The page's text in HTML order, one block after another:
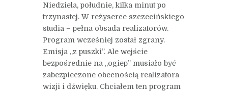
Niedziela, południe, kilka minut po
trzynastej. W reżyserce szczecińskiego
studia – pełna obsada realizatorów.
Program wcześniej został zgrany.
Emisja „z puszki”. Ale wejście
bezpośrednie na „ogiep” musiało być
zabezpieczone obecnością realizatora
wizji i dźwięku. Chciałem ten program